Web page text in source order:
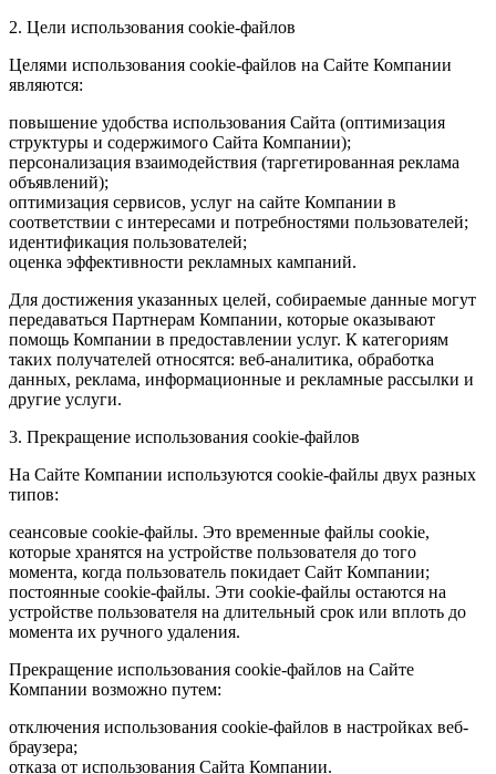
2. Цели использования cookie-файлов
Целями использования cookie-файлов на Сайте Компании
являются:
повышение удобства использования Сайта (оптимизация
структуры и содержимого Сайта Компании);
персонализация взаимодействия (таргетированная реклама
объявлений);
оптимизация сервисов, услуг на сайте Компании в
соответствии с интересами и потребностями пользователей;
идентификация пользователей;
оценка эффективности рекламных кампаний.
Для достижения указанных целей, собираемые данные могут
передаваться Партнерам Компании, которые оказывают
помощь Компании в предоставлении услуг. К категориям
таких получателей относятся: веб-аналитика, обработка
данных, реклама, информационные и рекламные рассылки и
другие услуги.
3. Прекращение использования cookie-файлов
На Сайте Компании используются cookie-файлы двух разных
типов:
сеансовые cookie-файлы. Это временные файлы cookie,
которые хранятся на устройстве пользователя до того
момента, когда пользователь покидает Сайт Компании;
постоянные cookie-файлы. Эти cookie-файлы остаются на
устройстве пользователя на длительный срок или вплоть до
момента их ручного удаления.
Прекращение использования cookie-файлов на Сайте
Компании возможно путем:
отключения использования cookie-файлов в настройках веб-
браузера;
отказа от использования Сайта Компании.